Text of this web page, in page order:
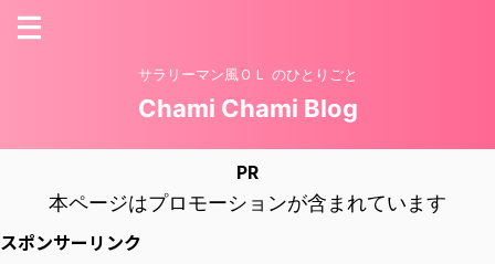
サラリーマン風ＯＬ のひとりごと
Chami Chami Blog
PR
本ページはプロモーションが含まれています
スポンサーリンク